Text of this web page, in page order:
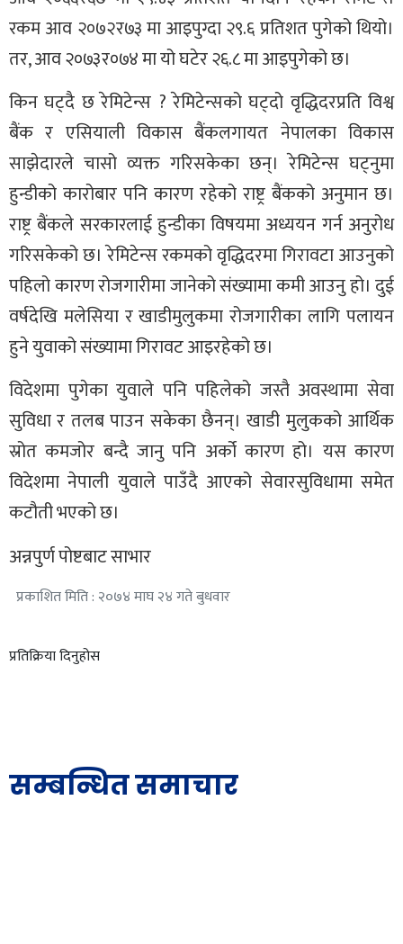
रकम आव २०७२र७३ मा आइपुग्दा २९.६ प्रतिशत पुगेको थियो।
तर, आव २०७३र०७४ मा यो घटेर २६.८ मा आइपुगेको छ।
किन घट्दै छ रेमिटेन्स ? रेमिटेन्सको घट्दो वृद्धिदरप्रति विश्व
बैंक र एसियाली विकास बैंकलगायत नेपालका विकास
साझेदारले चासो व्यक्त गरिसकेका छन्। रेमिटेन्स घट्नुमा
हुन्डीको कारोबार पनि कारण रहेको राष्ट्र बैंकको अनुमान छ।
राष्ट्र बैंकले सरकारलाई हुन्डीका विषयमा अध्ययन गर्न अनुरोध
गरिसकेको छ। रेमिटेन्स रकमको वृद्धिदरमा गिरावटा आउनुको
पहिलो कारण रोजगारीमा जानेको संख्यामा कमी आउनु हो। दुई
वर्षदेखि मलेसिया र खाडीमुलुकमा रोजगारीका लागि पलायन
हुने युवाको संख्यामा गिरावट आइरहेको छ।
विदेशमा पुगेका युवाले पनि पहिलेको जस्तै अवस्थामा सेवा
सुविधा र तलब पाउन सकेका छैनन्। खाडी मुलुकको आर्थिक
स्रोत कमजोर बन्दै जानु पनि अर्को कारण हो। यस कारण
विदेशमा नेपाली युवाले पाउँदै आएको सेवारसुविधामा समेत
कटौती भएको छ।
अन्नपुर्ण पोष्टबाट साभार
प्रकाशित मिति : २०७४ माघ २४ गते बुधवार
प्रतिक्रिया दिनुहोस
सम्बन्धित समाचार